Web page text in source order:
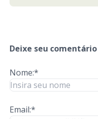
Deixe seu comentário
Nome:*
Email:*